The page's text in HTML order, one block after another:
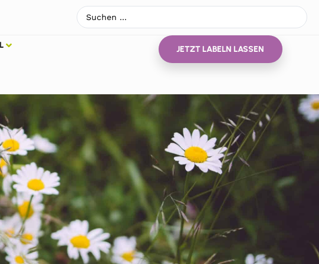
JETZT LABELN LASSEN